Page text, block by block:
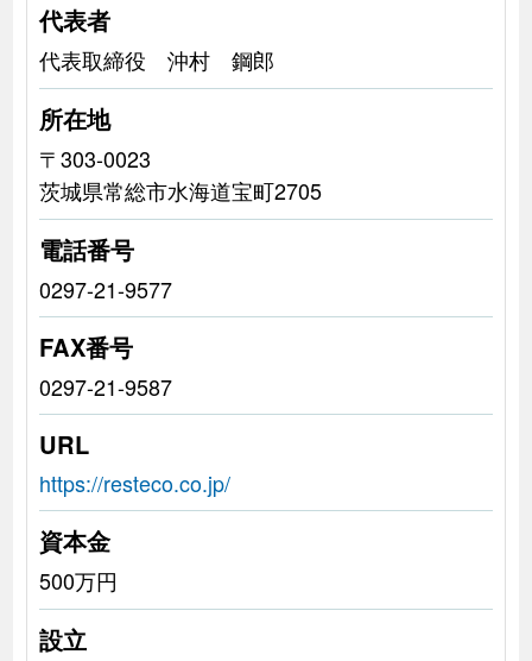
代表者
代表取締役 沖村 鋼郎
所在地
〒303-0023
茨城県常総市水海道宝町2705
電話番号
0297-21-9577
FAX番号
0297-21-9587
URL
https://resteco.co.jp/
資本金
500万円
設立